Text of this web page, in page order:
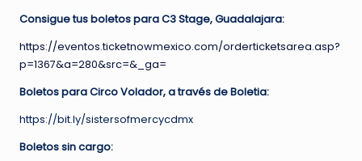
Consigue tus boletos para C3 Stage, Guadalajara:
https://eventos.ticketnowmexico.com/orderticketsarea.asp?
p=1367&a=280&src=&_ga=
Boletos para Circo Volador, a través de Boletia:
https://bit.ly/sistersofmercycdmx
Boletos sin cargo: